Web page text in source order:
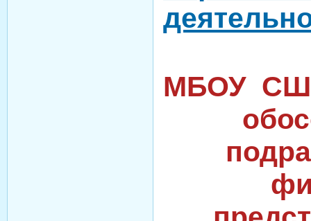
МБОУ СШ